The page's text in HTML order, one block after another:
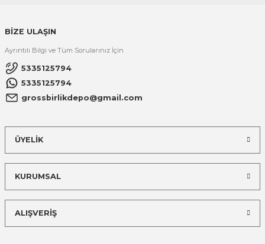
BİZE ULAŞIN
Ayrıntılı Bilgi ve Tüm Sorularınız İçin
5335125794
5335125794
grossbirlikdepo@gmail.com
ÜYELİK
KURUMSAL
ALIŞVERİŞ